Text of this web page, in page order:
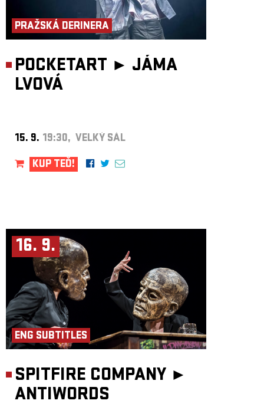
PRAŽSKÁ DERINERA
POCKETART ► JÁMA
LVOVÁ
15. 9. 19:30, VELKÝ SÁL
KUP TEĎ!
16. 9.
ENG SUBTITLES
SPITFIRE COMPANY ►
ANTIWORDS